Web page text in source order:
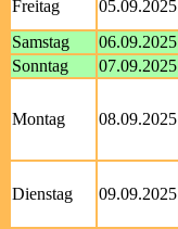
Freitag
05.09.2025
Samstag
06.09.2025
Sonntag
07.09.2025
Montag 08.09.2025
Dienstag 09.09.2025